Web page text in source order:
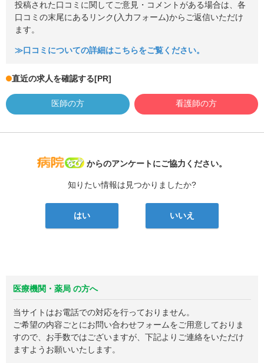
投稿された口コミに関してご意見・コメントがある場合は、各
口コミの末尾にあるリンク(入力フォーム)からご返信いただけ
ます。
≫口コミについての詳細はこちらをご覧ください。
直近の求人を確認する[PR]
医師の方 看護師の方
病院なび
からのアンケートにご協力ください。
知りたい情報は見つかりましたか?
はい いいえ
医療機関・薬局 の方へ
当サイトはお電話での対応を行っておりません。
ご希望の内容ごとにお問い合わせフォームをご用意しておりま
すので、お手数ではございますが、下記よりご連絡をいただけ
ますようお願いいたします。